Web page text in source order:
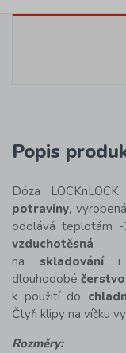
Popis
Dóza
potraviny,
odolává teplotám -
vzduchotěsná a
na skladování
dlouhodobé
k použití do
Čtyři klipy na víčku
Rozměry: